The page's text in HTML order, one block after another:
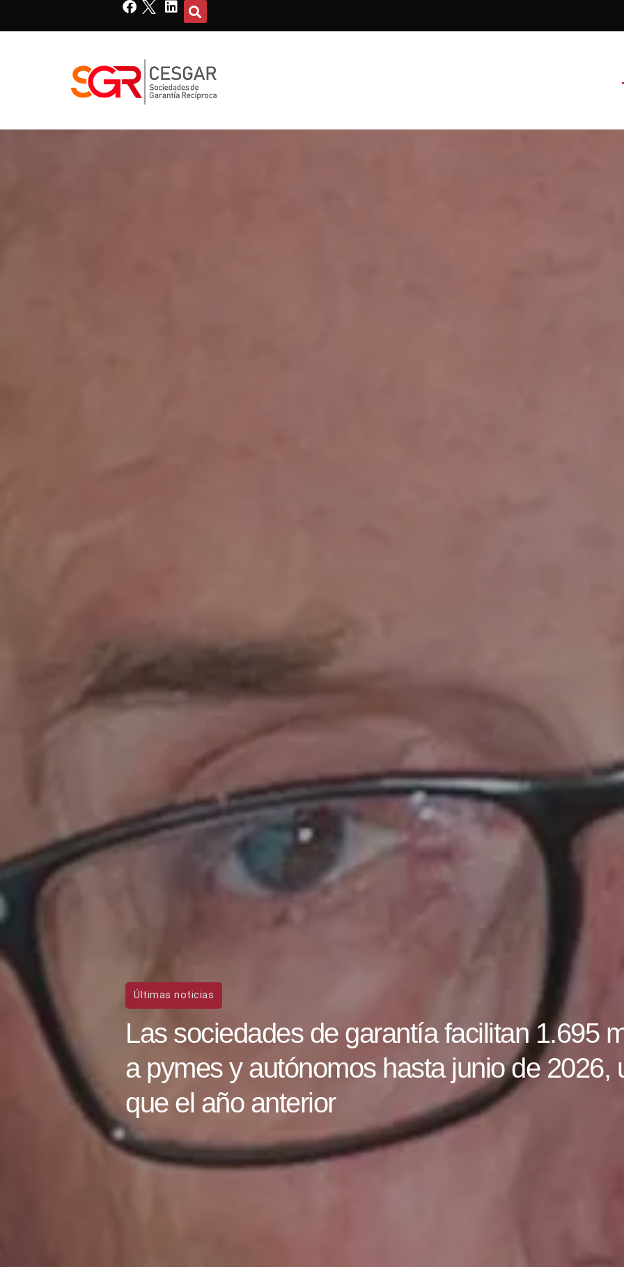
Últimas noticias
Cuandoconseguir financiación dejó de ser
conversación